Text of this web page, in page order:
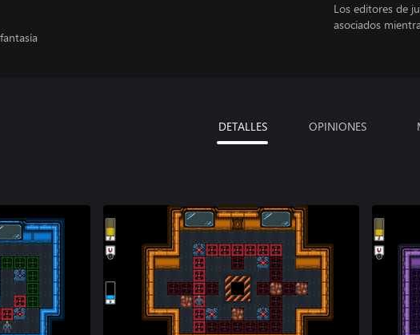
Los editores de
asociados
DETALLES OPINIONES